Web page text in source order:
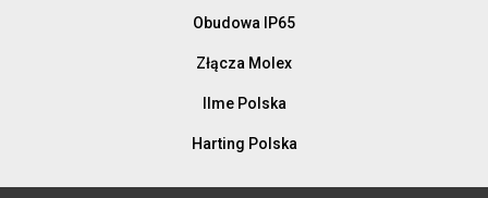
Obudowa IP65
Złącza Molex
Ilme Polska
Harting Polska